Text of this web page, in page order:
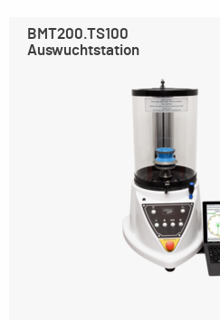
BMT200.TS100
Auswuchtstation